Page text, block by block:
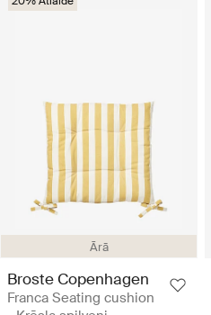
Ārā
Broste Copenhagen
Franca Seating cushion